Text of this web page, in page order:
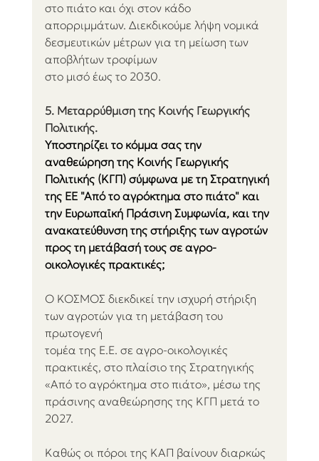
στο πιάτο και όχι στον κάδο
απορριμμάτων. Διεκδικούμε λήψη νομικά
δεσμευτικών μέτρων για τη μείωση των
αποβλήτων τροφίμων
στο μισό έως το 2030.
5. Μεταρρύθμιση της Κοινής Γεωργικής
Πολιτικής.
Υποστηρίζει το κόμμα σας την
αναθεώρηση της Κοινής Γεωργικής
Πολιτικής (ΚΓΠ) σύμφωνα με τη Στρατηγική
της ΕΕ "Από το αγρόκτημα στο πιάτο" και
την Ευρωπαϊκή Πράσινη Συμφωνία, και την
ανακατεύθυνση της στήριξης των αγροτών
προς τη μετάβασή τους σε αγρο-
οικολογικές πρακτικές;
Ο ΚΟΣΜΟΣ διεκδικεί την ισχυρή στήριξη
των αγροτών για τη μετάβαση του
πρωτογενή
τομέα της Ε.Ε. σε αγρο-οικολογικές
πρακτικές, στο πλαίσιο της Στρατηγικής
«Από το αγρόκτημα στο πιάτο», μέσω της
πράσινης αναθεώρησης της ΚΓΠ μετά το
2027.
Καθώς οι πόροι της ΚΑΠ βαίνουν διαρκώς